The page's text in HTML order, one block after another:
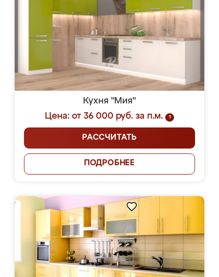
Кухня "Мия"
Цена: от 36 000 руб. за п.м.
?
РАССЧИТАТЬ
ПОДРОБНЕЕ